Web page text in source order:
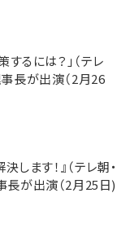
るには？」（テレ
事長が出演（2月26
ます！』（テレ朝・
長が出演（2月25日)